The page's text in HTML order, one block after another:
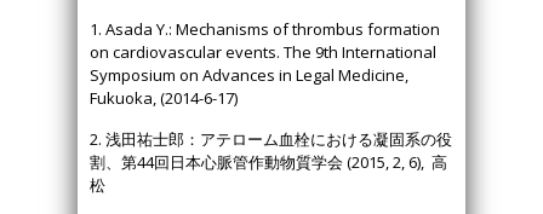
1. Asada Y.: Mechanisms of thrombus formation
on cardiovascular events. The 9th International
Symposium on Advances in Legal Medicine,
Fukuoka, (2014-6-17)
2. 浅田祐士郎：アテローム血栓における凝固系の役
割、第44回日本心脈管作動物質学会 (2015, 2, 6), 高
松